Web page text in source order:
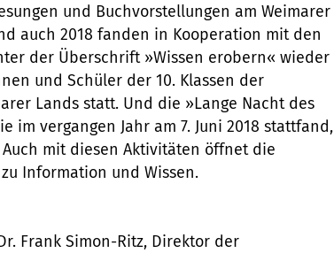
und Buchvorstellungen am Weimarer
auch 2018 fanden in Kooperation mit den
der Überschrift »Wissen erobern« wieder
und Schüler der 10. Klassen der
Lands statt. Und die »Lange Nacht des
im vergangen Jahr am 7. Juni 2018 stattfand,
mit diesen Aktivitäten öffnet die
Information und Wissen.
Frank Simon-Ritz, Direktor der